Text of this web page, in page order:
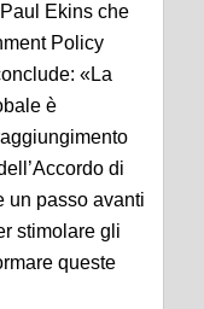
Ekins che
Policy
«La
è
di
un passo avanti
stimolare gli
queste